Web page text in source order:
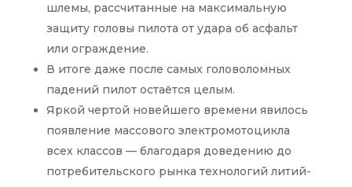
шлемы, рассчитанные на максимальную
защиту головы пилота от удара об асфальт
или ограждение.
В итоге даже после самых головоломных
падений пилот остаётся целым.
Яркой чертой новейшего времени явилось
появление массового электромотоцикла
всех классов — благодаря доведению до
потребительского рынка технологий литий-